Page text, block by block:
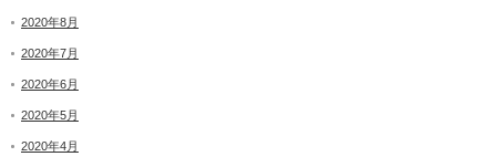
2020年8月
2020年7月
2020年6月
2020年5月
2020年4月